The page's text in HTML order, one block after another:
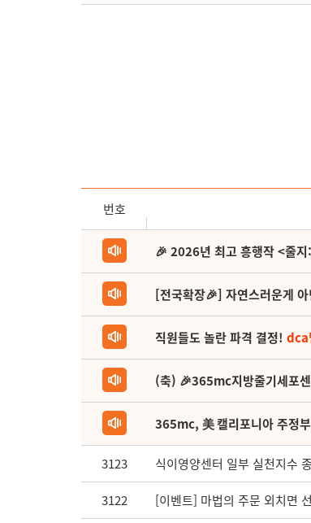
번호
🎉 2026년 최고 흥행작 <줄
[전국확장🎉] 자연스러운게
직원들도 놀란 파격 결정! dca
(축) 🎉365mc지방줄기세포
365mc, 美 캘리포니아 주정
3123 식이영양센터 일부 실천지수
3122 [이벤트] 마법의 주문 외치면